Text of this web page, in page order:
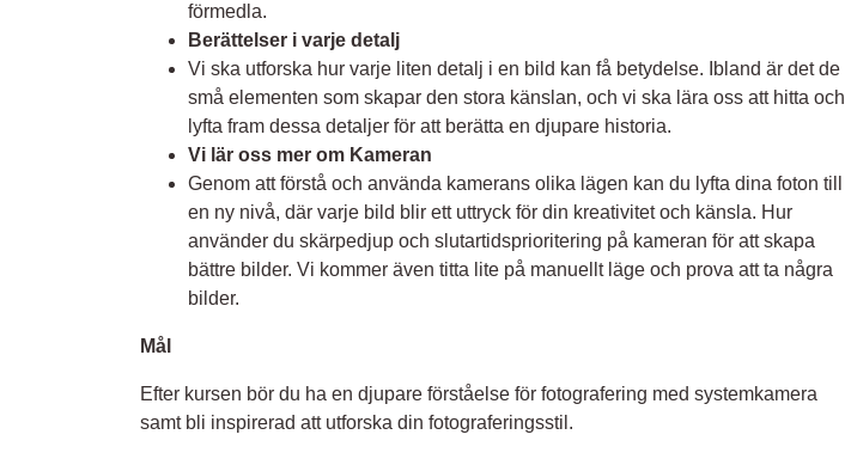
förmedla.
Berättelser i varje detalj
Vi ska utforska hur varje liten detalj i en bild kan få betydelse. Ibland är det de
små elementen som skapar den stora känslan, och vi ska lära oss att hitta och
lyfta fram dessa detaljer för att berätta en djupare historia.
Vi lär oss mer om Kameran
Genom att förstå och använda kamerans olika lägen kan du lyfta dina foton till
en ny nivå, där varje bild blir ett uttryck för din kreativitet och känsla. Hur
använder du skärpedjup och slutartidsprioritering på kameran för att skapa
bättre bilder. Vi kommer även titta lite på manuellt läge och prova att ta några
bilder.
Mål
Efter kursen bör du ha en djupare förståelse för fotografering med systemkamera
samt bli inspirerad att utforska din fotograferingsstil.